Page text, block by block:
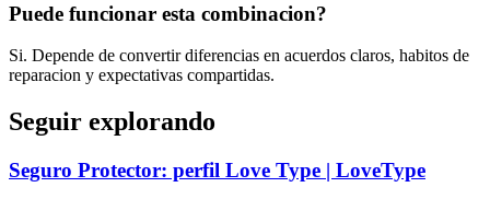
Puede funcionar esta combinacion?
Si. Depende de convertir diferencias en acuerdos claros, habitos de
reparacion y expectativas compartidas.
Seguir explorando
Seguro Protector: perfil Love Type | LoveType